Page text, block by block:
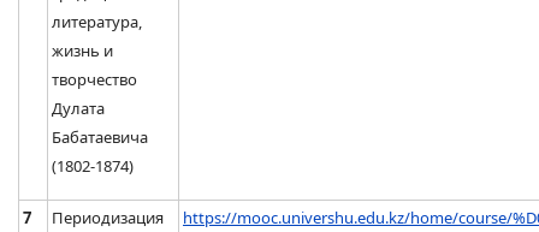
литература,
жизнь и
творчество
Дулата
Бабатаевича
(1802-1874)
7
Периодизация
https://mooc.univershu.edu.kz/home/course/